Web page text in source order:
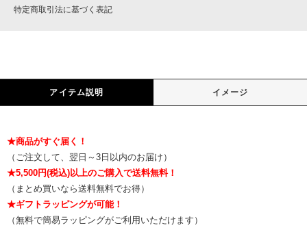
特定商取引法に基づく表記
アイテム説明 イメージ
★商品がすぐ届く！
（ご注文して、翌日～3日以内のお届け）
★5,500円(税込)以上のご購入で送料無料！
（まとめ買いなら送料無料でお得）
★ギフトラッピングが可能！
（無料で簡易ラッピングがご利用いただけます）